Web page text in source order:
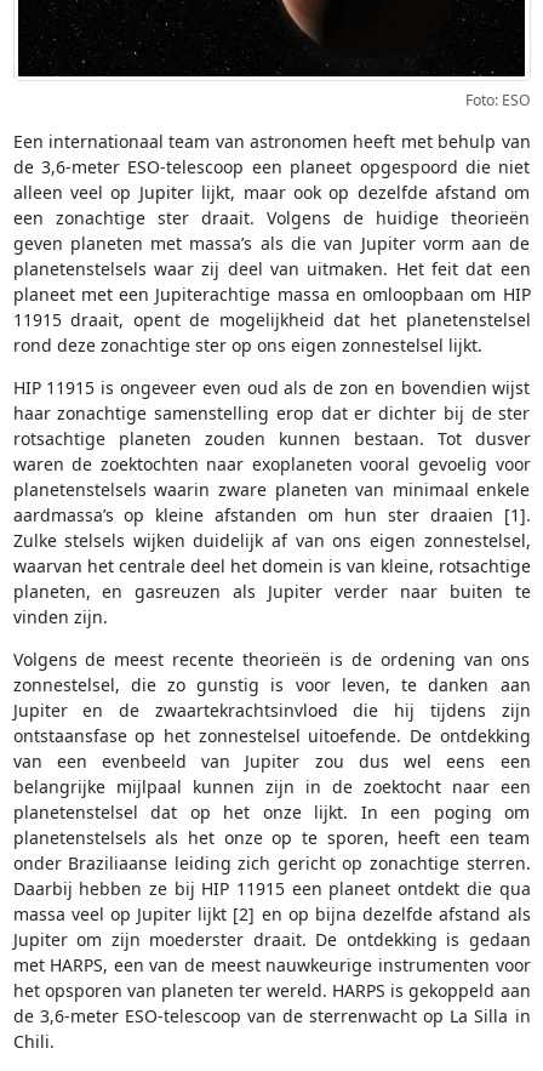
Foto: ESO
Een internationaal team van astronomen heeft met behulp van
de 3,6-meter ESO-telescoop een planeet opgespoord die niet
alleen veel op Jupiter lijkt, maar ook op dezelfde afstand om
een zonachtige ster draait. Volgens de huidige theorieën
geven planeten met massa’s als die van Jupiter vorm aan de
planetenstelsels waar zij deel van uitmaken. Het feit dat een
planeet met een Jupiterachtige massa en omloopbaan om HIP
11915 draait, opent de mogelijkheid dat het planetenstelsel
rond deze zonachtige ster op ons eigen zonnestelsel lijkt.
HIP 11915 is ongeveer even oud als de zon en bovendien wijst
haar zonachtige samenstelling erop dat er dichter bij de ster
rotsachtige planeten zouden kunnen bestaan. Tot dusver
waren de zoektochten naar exoplaneten vooral gevoelig voor
planetenstelsels waarin zware planeten van minimaal enkele
aardmassa’s op kleine afstanden om hun ster draaien [1].
Zulke stelsels wijken duidelijk af van ons eigen zonnestelsel,
waarvan het centrale deel het domein is van kleine, rotsachtige
planeten, en gasreuzen als Jupiter verder naar buiten te
vinden zijn.
Volgens de meest recente theorieën is de ordening van ons
zonnestelsel, die zo gunstig is voor leven, te danken aan
Jupiter en de zwaartekrachtsinvloed die hij tijdens zijn
ontstaansfase op het zonnestelsel uitoefende. De ontdekking
van een evenbeeld van Jupiter zou dus wel eens een
belangrijke mijlpaal kunnen zijn in de zoektocht naar een
planetenstelsel dat op het onze lijkt. In een poging om
planetenstelsels als het onze op te sporen, heeft een team
onder Braziliaanse leiding zich gericht op zonachtige sterren.
Daarbij hebben ze bij HIP 11915 een planeet ontdekt die qua
massa veel op Jupiter lijkt [2] en op bijna dezelfde afstand als
Jupiter om zijn moederster draait. De ontdekking is gedaan
met HARPS, een van de meest nauwkeurige instrumenten voor
het opsporen van planeten ter wereld. HARPS is gekoppeld aan
de 3,6-meter ESO-telescoop van de sterrenwacht op La Silla in
Chili.